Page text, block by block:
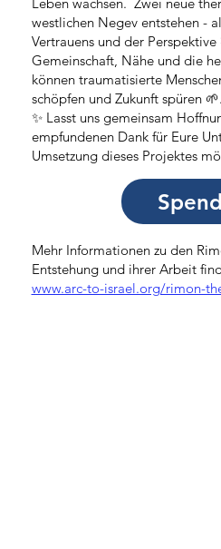
westlichen Negev entstehen -
Vertrauens und der
Gemeinschaft, Nähe und die
können traumatisierte
schöpfen und Zukunft spüren 🌱.
✨ Lasst uns gemeinsam
empfundenen Dank für Eure
Umsetzung dieses Projektes
Mehr Informationen zu den
Entstehung und ihrer Arbeit
www.arc-to-israel.org/rimon-